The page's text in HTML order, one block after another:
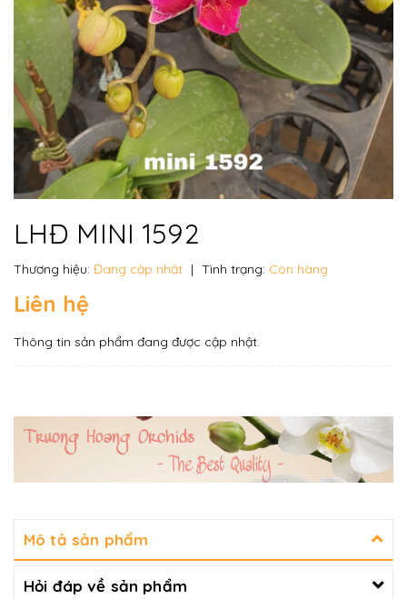
LHĐ MINI 1592
Thương hiệu: Đang cập nhật | Tình trạng: Còn hàng
Liên hệ
Thông tin sản phẩm đang được cập nhật.
Mô tả sản phẩm
Hỏi đáp về sản phẩm